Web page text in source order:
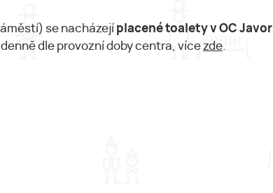
se nacházejí placené toalety v OC Javor
dle provozní doby centra, vícezde